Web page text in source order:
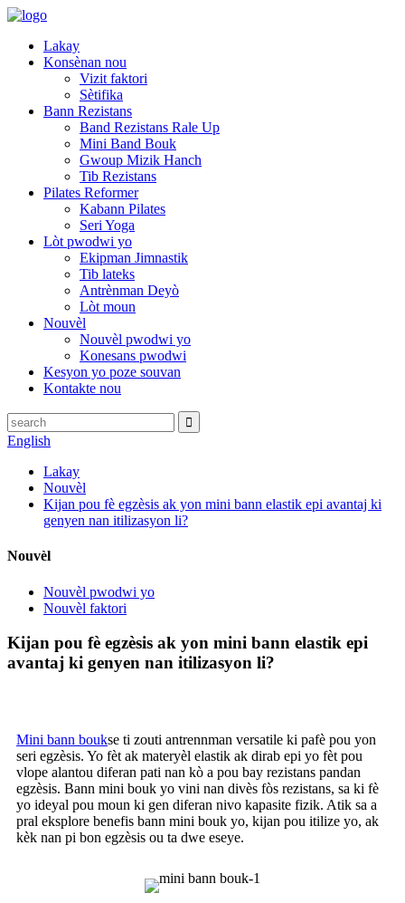
Lakay
Konsènan nou
Vizit faktori
Sètifika
Bann Rezistans
Band Rezistans Rale Up
Mini Band Bouk
Gwoup Mizik Hanch
Tib Rezistans
Pilates Reformer
Kabann Pilates
Seri Yoga
Lòt pwodwi yo
Ekipman Jimnastik
Tib lateks
Antrènman Deyò
Lòt moun
Nouvèl
Nouvèl pwodwi yo
Konesans pwodwi
Kesyon yo poze souvan
Kontakte nou
English
Lakay
Nouvèl
Kijan pou fè egzèsis ak yon mini bann elastik epi avantaj ki
genyen nan itilizasyon li?
Nouvèl
Nouvèl pwodwi yo
Nouvèl faktori
Kijan pou fè egzèsis ak yon mini bann elastik epi
avantaj ki genyen nan itilizasyon li?
Mini bann boukse ti zouti antrennman versatile ki pafè pou yon
seri egzèsis. Yo fèt ak materyèl elastik ak dirab epi yo fèt pou
vlope alantou diferan pati nan kò a pou bay rezistans pandan
egzèsis. Bann mini bouk yo vini nan divès fòs rezistans, sa ki fè
yo ideyal pou moun ki gen diferan nivo kapasite fizik. Atik sa a
pral eksplore benefis bann mini bouk yo, kijan pou itilize yo, ak
kèk nan pi bon egzèsis ou ta dwe eseye.